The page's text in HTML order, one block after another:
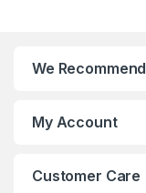
We Recommend
My Account
Customer Care